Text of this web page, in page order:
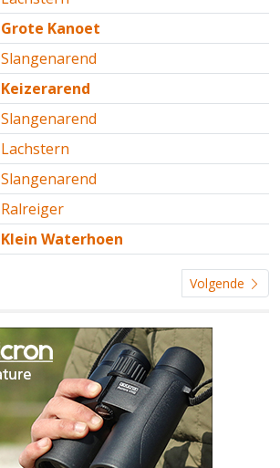
Grote Kanoet
Slangenarend
Keizerarend
Slangenarend
Lachstern
Slangenarend
Ralreiger
Klein Waterhoen
Volgende